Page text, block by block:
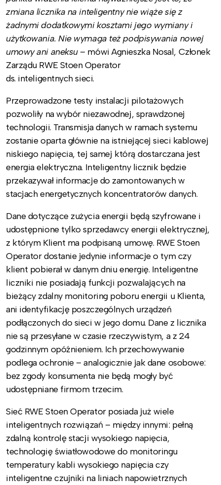
zmiana licznika na inteligentny nie wiąże się z
żadnymi dodatkowymi kosztami jego wymiany i
użytkowania. Nie wymaga też podpisywania nowej
umowy ani aneksu– mówi Agnieszka Nosal, Członek
Zarządu RWE Stoen Operator
ds. inteligentnych sieci.
Przeprowadzone testy instalacji pilotażowych
pozwoliły na wybór niezawodnej, sprawdzonej
technologii. Transmisja danych w ramach systemu
zostanie oparta głównie na istniejącej sieci kablowej
niskiego napięcia, tej samej którą dostarczana jest
energia elektryczna. Inteligentny licznik będzie
przekazywał informacje do zamontowanych w
stacjach energetycznych koncentratorów danych.
Dane dotyczące zużycia energii będą szyfrowane i
udostępnione tylko sprzedawcy energii elektrycznej,
z którym Klient ma podpisaną umowę. RWE Stoen
Operator dostanie jedynie informacje o tym czy
klient pobierał w danym dniu energię. Inteligentne
liczniki nie posiadają funkcji pozwalających na
bieżący zdalny monitoring poboru energii u Klienta,
ani identyfikację poszczególnych urządzeń
podłączonych do sieci w jego domu. Dane z licznika
nie są przesyłane w czasie rzeczywistym, a z 24
godzinnym opóźnieniem. Ich przechowywanie
podlega ochronie – analogicznie jak dane osobowe:
bez zgody konsumenta nie będą mogły być
udostępniane firmom trzecim.
Sieć RWE Stoen Operator posiada już wiele
inteligentnych rozwiązań – między innymi: pełną
zdalną kontrolę stacji wysokiego napięcia,
technologię światłowodowe do monitoringu
temperatury kabli wysokiego napięcia czy
inteligentne czujniki na liniach napowietrznych